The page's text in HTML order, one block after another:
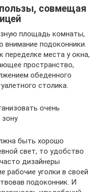
совмещая
площадь комнаты,
внимание подоконники.
переделке места у окна,
пространство,
обеденного
столика.
очень
быть хорошо
свет, то удобство
дизайнеры
рабочие уголки в своей
подоконник. И